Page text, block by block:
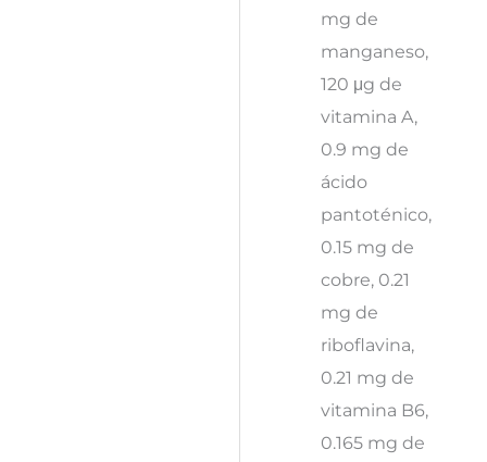
mg de
manganeso,
120 μg de
vitamina A,
0.9 mg de
ácido
pantoténico,
0.15 mg de
cobre, 0.21
mg de
riboflavina,
0.21 mg de
vitamina B6,
0.165 mg de